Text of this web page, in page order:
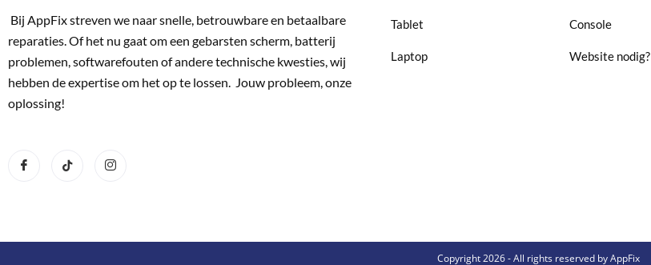
Bij AppFix streven we naar snelle, betrouwbare en betaalbare
reparaties. Of het nu gaat om een gebarsten scherm, batterij
problemen, softwarefouten of andere technische kwesties, wij
hebben de expertise om het op te lossen. Jouw probleem, onze
oplossing!
Tablet
Laptop
Console
Website nodig?
Copyright 2026 - All rights reserved by AppFix